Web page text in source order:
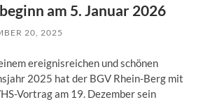
am 5. Januar 2026
20, 2025
ereignisreichen und schönen
2025 hat der BGV Rhein-Berg mit
Vortrag am 19. Dezember sein